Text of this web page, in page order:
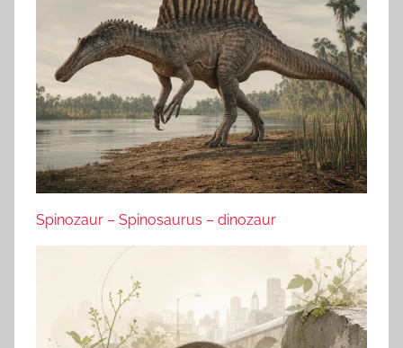
Spinozaur – Spinosaurus – dinozaur